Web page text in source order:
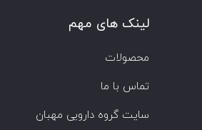
لینک های مهم
محصولات
تماس با ما
سایت گروه دارویی مهبان